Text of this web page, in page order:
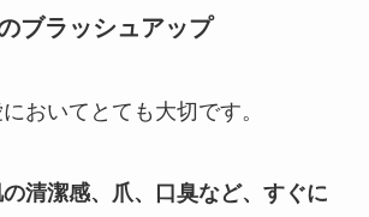
ブラッシュアップ
おいてとても大切です。
清潔感、爪、口臭など、すぐに